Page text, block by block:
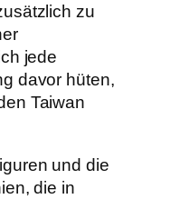
zu
jede
davor hüten,
Taiwan
und die
die in